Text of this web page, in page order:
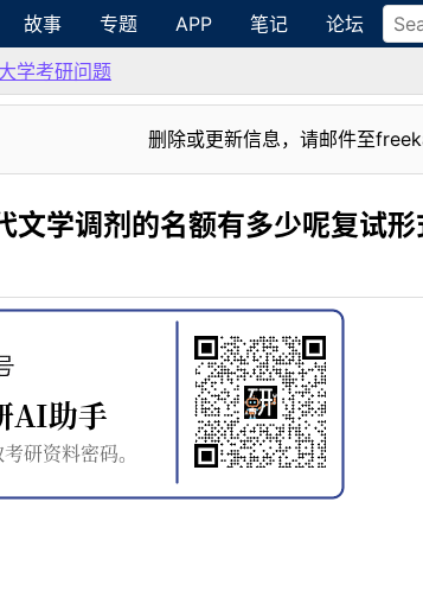
故事 专题 APP 笔记 论坛
学考研问题
删除或更新信息，请邮件至
文学调剂的名额有多少呢复试